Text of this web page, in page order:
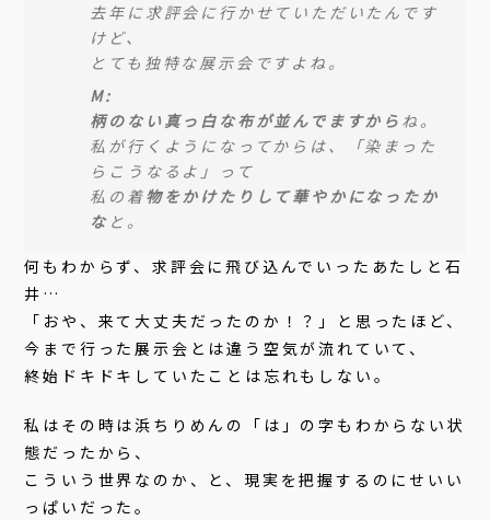
去年に求評会に行かせていただいたんです
けど、
とても独特な展示会ですよね。
M:
柄のない真っ白な布が並んでますから ね。
私が行くようになってからは、「染まった
らこうなるよ」って
私の着物をかけたりして華やかになったか
な と。
何もわからず、求評会に飛び込んでいったあたしと石
井…
「おや、来て大丈夫だったのか！？」と思ったほど、
今まで行った展示会とは違う空気が流れていて、
終始ドキドキしていたことは忘れもしない。
私はその時は浜ちりめんの「は」の字もわからない状
態だったから、
こういう世界なのか、と、現実を把握するのにせいい
っぱいだった。